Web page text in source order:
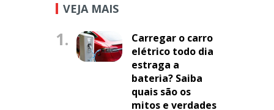
VEJA MAIS
1.
Carregar o carro
elétrico todo dia
estraga a
bateria? Saiba
quais são os
mitos e verdades